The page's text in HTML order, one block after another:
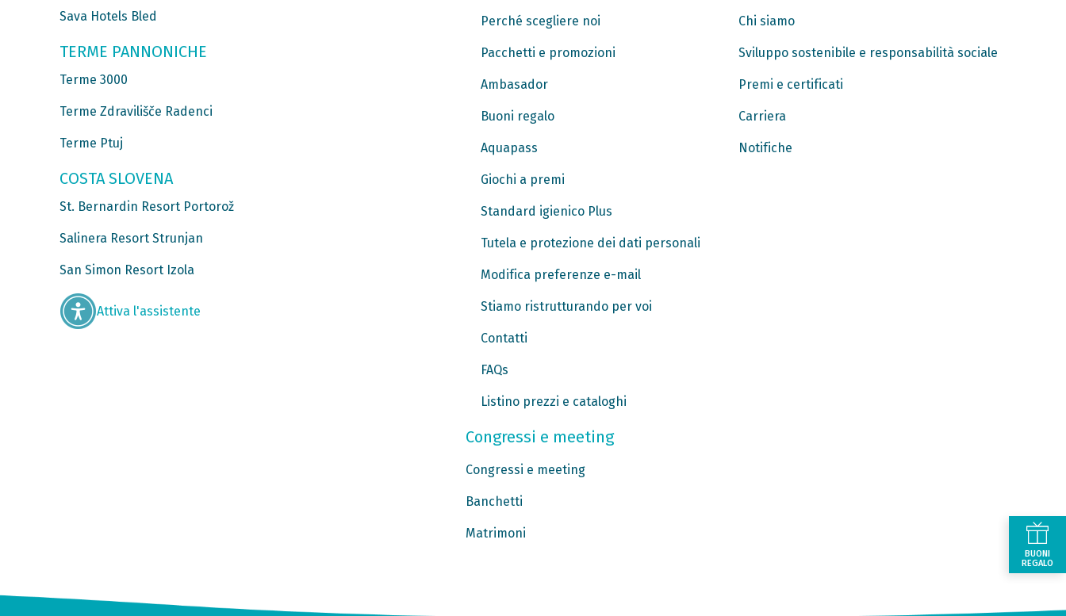
Sava Hotels Bled
TERME PANNONICHE
Terme 3000
Terme Zdravilišče Radenci
Terme Ptuj
COSTA SLOVENA
St. Bernardin Resort Portorož
Salinera Resort Strunjan
San Simon Resort Izola
Attiva l'assistente
Perché scegliere noi
Pacchetti e promozioni
Ambasador
Buoni regalo
Aquapass
Giochi a premi
Standard igienico Plus
Tutela e protezione dei dati personali
Modifica preferenze e-mail
Stiamo ristrutturando per voi
Contatti
FAQs
Listino prezzi e cataloghi
Chi siamo
Sviluppo sostenibile e responsabilità sociale
Premi e certificati
Carriera
Notifiche
Congressi e meeting
Congressi e meeting
Banchetti
Matrimoni
BUONI
REGALO